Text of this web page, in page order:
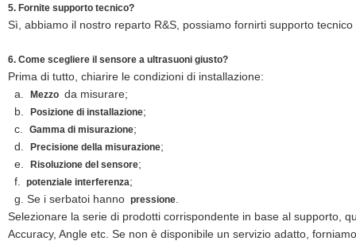
5. Fornite supporto tecnico?
Sì, abbiamo il nostro reparto R&S, possiamo fornirti supporto
6. Come scegliere il sensore a ultrasuoni giusto?
Prima di tutto, chiarire le condizioni di installazione:
a.
Mezzo da misurare;
b.
Posizione di installazione;
c. Gamma di misurazione;
d.
Precisione della misurazione;
e.
Risoluzione del sensore;
f.
potenziale interferenza;
g. Se i serbatoi hanno pressione.
Selezionare la serie di prodotti corrispondente in base al supporto,
Accuracy, Angle etc. Se non è disponibile un servizio adatto,